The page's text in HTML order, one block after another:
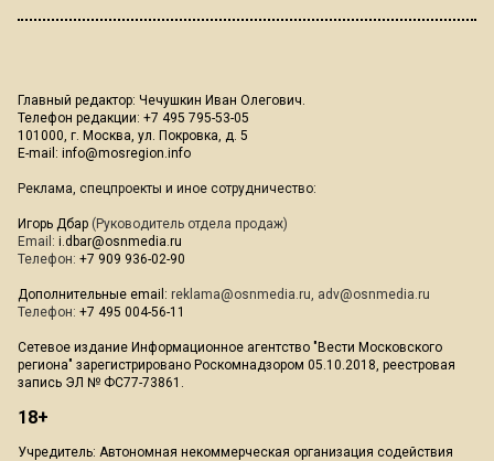
Главный редактор: Чечушкин Иван Олегович.
Телефон редакции: +7 495 795-53-05
101000, г. Москва, ул. Покровка, д. 5
E-mail: info@mosregion.info
Реклама, спецпроекты и иное сотрудничество:
Игорь Дбар (Руководитель отдела продаж)
Email: i.dbar@osnmedia.ru
Телефон: +7 909 936-02-90
Дополнительные email: reklama@osnmedia.ru, adv@osnmedia.ru
Телефон: +7 495 004-56-11
Сетевое издание Информационное агентство "Вести Московского
региона" зарегистрировано Роскомнадзором 05.10.2018, реестровая
запись ЭЛ № ФС77-73861.
18+
Учредитель: Автономная некоммерческая организация содействия